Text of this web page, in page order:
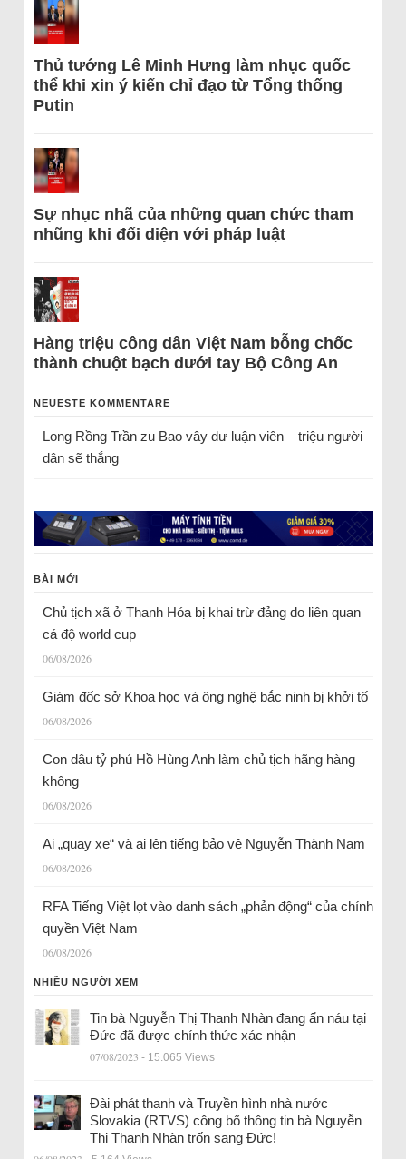
Thủ tướng Lê Minh Hưng làm nhục quốc
thể khi xin ý kiến chỉ đạo từ Tổng thống
Putin
Sự nhục nhã của những quan chức tham
nhũng khi đối diện với pháp luật
Hàng triệu công dân Việt Nam bỗng chốc
thành chuột bạch dưới tay Bộ Công An
NEUESTE KOMMENTARE
Long Rồng Trầnzu Bao vây dư luận viên – triệu người
dân sẽ thắng
BÀI MỚI
Chủ tịch xã ở Thanh Hóa bị khai trừ đảng do liên quan
cá độ world cup
06/08/2026
Giám đốc sở Khoa học và ông nghệ bắc ninh bị khởi tố
06/08/2026
Con dâu tỷ phú Hồ Hùng Anh làm chủ tịch hãng hàng
không
06/08/2026
Ai „quay xe“ và ai lên tiếng bảo vệ Nguyễn Thành Nam
06/08/2026
RFA Tiếng Việt lọt vào danh sách „phản động“ của chính
quyền Việt Nam
06/08/2026
NHIỀU NGƯỜI XEM
Tin bà Nguyễn Thị Thanh Nhàn đang ẩn náu tại
Đức đã được chính thức xác nhận
07/08/2023 - 15.065 Views
Đài phát thanh và Truyền hình nhà nước
Slovakia (RTVS) công bố thông tin bà Nguyễn
Thị Thanh Nhàn trốn sang Đức!